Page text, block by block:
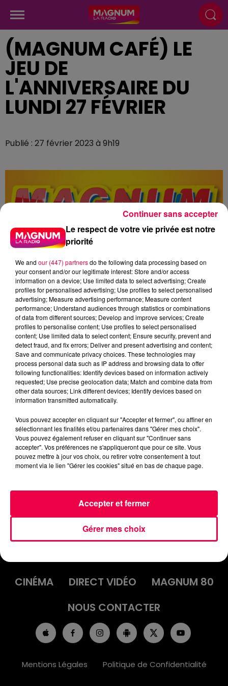
(MAGNUM CAFÉ) LE
JEU DE
L'ANNIVERSAIRE DU
LUNDI 27 FÉVRIER
Publié : 27 février 2023 à 9h19
Flash infos
Crédit :Flash infos
podcasts/2023/02/20230227-ANNIVERSAIRES.mp3
INFOS
EMISSIONS
CINÉMA
DIRECT VIDÉO
MAGNUM 80
NOUS CONTACTER
Mentions Légales Politique de Confidentialité
Le respect de votre vie privée est notre
priorité
We and our (447) partnersdo the following data processing based on
your consent and/or our legitimate interest: Store and/or access
information on a device; Use limited data to select advertising; Create
profiles for personalised advertising; Use profiles to select personalised
advertising; Measure advertising performance; Measure content
performance; Understand audiences through statistics or combinations
of data from different sources; Develop and improve services; Create
profiles to personalise content; Use profiles to select personalised
content; Use limited data to select content; Ensure security, prevent and
detect fraud, and fix errors; Deliver and present advertising and content;
Save and communicate privacy choices. These technologies may
process personal data such as IP address and browsing data to offer
following functionalities: Identify devices based on information actively
requested; Use precise geolocation data; Match and combine data from
other data sources; Link different devices; Identify devices based on
information transmitted automatically.
Vous pouvez accepter en cliquant sur "Accepter et fermer", ou affiner en
sélectionnant les finalités et/ou partenaires dans "Gérer mes choix".
Vous pouvez également refuser en cliquant sur "Continuer sans
accepter". Vos préférences ne s'appliqueront que pour ce site. Vous
pouvez mettre à jour vos choix, ou retirer votre consentement à tout
moment via le lien "Gérer les cookies" situé en bas de chaque page.
Gérer mes choix
Accepter et fermer
Continuer sans accepter